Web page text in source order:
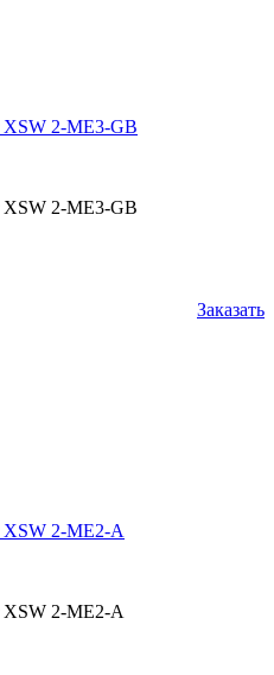
XSW 2-ME3-GB
XSW 2-ME3-GB
Заказать
XSW 2-ME2-A
XSW 2-ME2-A